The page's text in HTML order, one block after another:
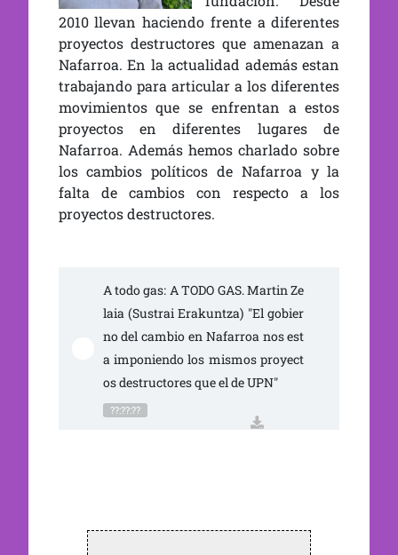
2010 llevan haciendo frente a diferentes
proyectos destructores que amenazan a
Nafarroa. En la actualidad además estan
trabajando para articular a los diferentes
movimientos que se enfrentan a estos
proyectos en diferentes lugares de
Nafarroa. Además hemos charlado sobre
los cambios políticos de Nafarroa y la
falta de cambios con respecto a los
proyectos destructores.
A todo gas: A TODO GAS. Martin Ze
laia (Sustrai Erakuntza) "El gobier
no del cambio en Nafarroa nos est
a imponiendo los mismos proyect
os destructores que el de UPN"
??:??:??